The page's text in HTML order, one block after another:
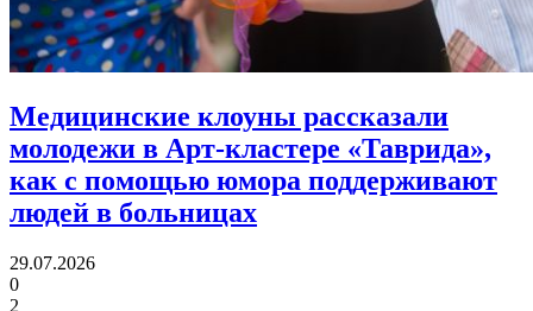
Медицинские клоуны рассказали
молодежи в Арт-кластере «Таврида»,
как с помощью юмора поддерживают
людей в больницах
29.07.2026
0
2